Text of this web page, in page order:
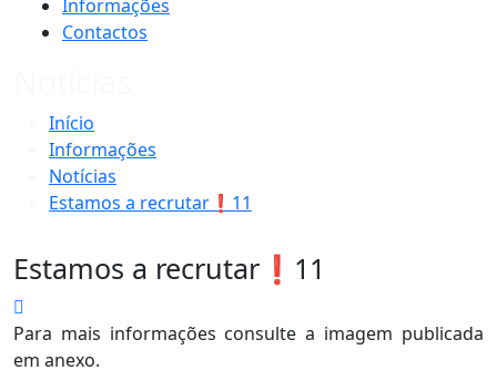
Informações
Contactos
Início
Informações
Notícias
Estamos a recrutar❗11
Estamos a recrutar❗11
Para mais informações consulte a imagem publicada
em anexo.